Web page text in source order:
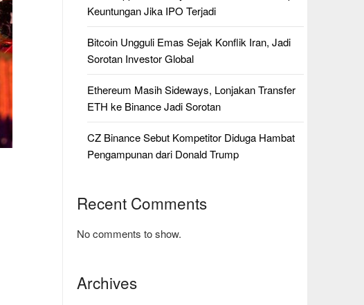
Keuntungan Jika IPO Terjadi
Bitcoin Ungguli Emas Sejak Konflik Iran, Jadi
Sorotan Investor Global
Ethereum Masih Sideways, Lonjakan Transfer
ETH ke Binance Jadi Sorotan
CZ Binance Sebut Kompetitor Diduga Hambat
Pengampunan dari Donald Trump
Recent Comments
No comments to show.
Archives